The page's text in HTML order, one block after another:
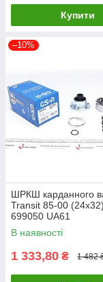
Купити
–10%
ШРКШ карданного
Transit 85-00
699050 UA61
В наявності
1 333,80 ₴ 1 482